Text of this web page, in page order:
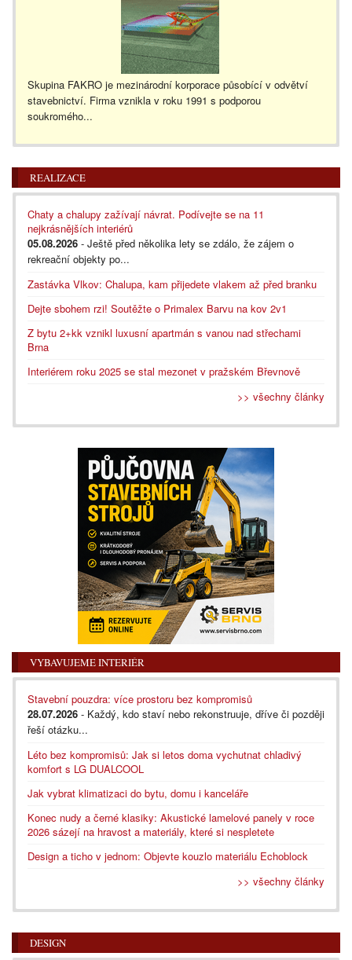
Skupina FAKRO je mezinárodní korporace působící v odvětví
stavebnictví. Firma vznikla v roku 1991 s podporou
soukromého...
REALIZACE
Chaty a chalupy zažívají návrat. Podívejte se na 11
nejkrásnějších interiérů
05.08.2026 - Ještě před několika lety se zdálo, že zájem o
rekreační objekty po...
Zastávka Vlkov: Chalupa, kam přijedete vlakem až před branku
Dejte sbohem rzi! Soutěžte o Primalex Barvu na kov 2v1
Z bytu 2+kk vznikl luxusní apartmán s vanou nad střechami
Brna
Interiérem roku 2025 se stal mezonet v pražském Břevnově
>> všechny články
VYBAVUJEME INTERIÉR
Stavební pouzdra: více prostoru bez kompromisů
28.07.2026 - Každý, kdo staví nebo rekonstruuje, dříve či později
řeší otázku...
Léto bez kompromisů: Jak si letos doma vychutnat chladivý
komfort s LG DUALCOOL
Jak vybrat klimatizaci do bytu, domu i kanceláře
Konec nudy a černé klasiky: Akustické lamelové panely v roce
2026 sázejí na hravost a materiály, které si nespletete
Design a ticho v jednom: Objevte kouzlo materiálu Echoblock
>> všechny články
DESIGN